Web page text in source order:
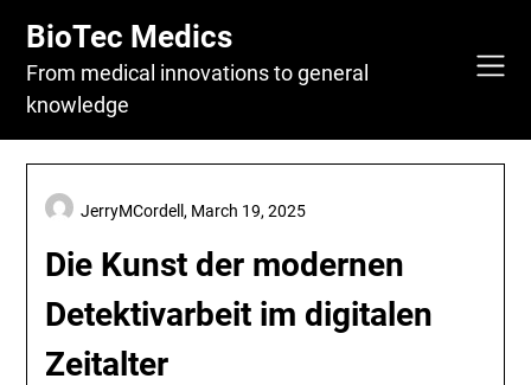
content
BioTec Medics
From medical innovations to general
knowledge
Die Kunst der modernen
Detektivarbeit im digitalen
Zeitalter
JerryMCordell, March 19, 2025